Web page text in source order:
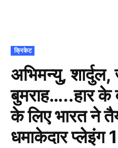
POSTED
IN
क्रिकेट
अभिमन्यु,
बुमराह…..हार के
के लिए भारत ने
धमाकेदार प्लेइंग